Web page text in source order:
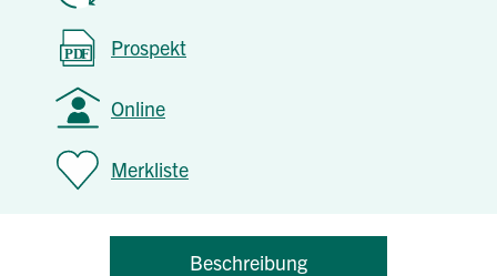
Prospekt
Online
Merkliste
Beschreibung